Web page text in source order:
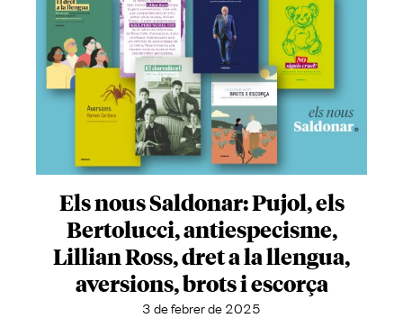
Els nous Saldonar: Pujol, els
Bertolucci, antiespecisme,
Lillian Ross, dret a la llengua,
aversions, brots i escorça
3 de febrer de 2025